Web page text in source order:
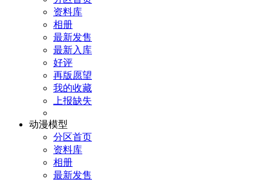
资料库
相册
最新发售
最新入库
好评
再版愿望
我的收藏
上报缺失
动漫模型
分区首页
资料库
相册
最新发售